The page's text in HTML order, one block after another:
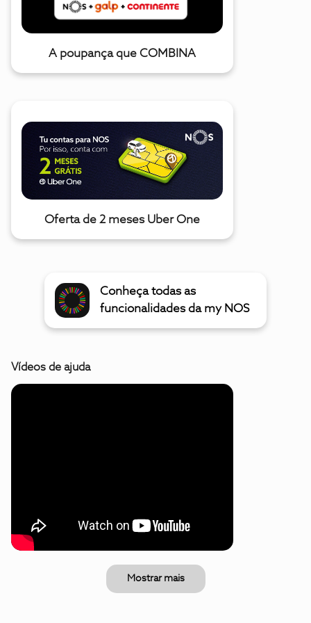
A poupança que COMBINA
Oferta de 2 meses Uber One
Conheça todas as
funcionalidades da my NOS
Vídeos de ajuda
Mostrar mais